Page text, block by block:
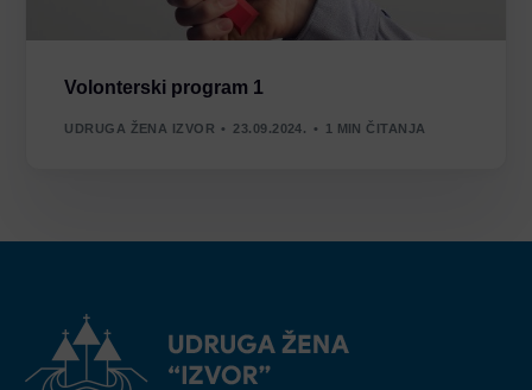
Volonterski program 1
UDRUGA ŽENA IZVOR 23.09.2024. 1 MIN ČITANJA